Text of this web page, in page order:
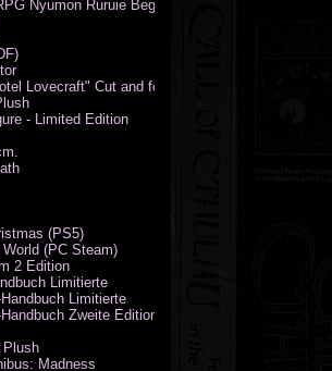
Nyumon Ruruie Beginners
Lovecraft" Cut and fold Game-Cards
- Limited Edition
(PS5)
(PC Steam)
2 Edition
Limitierte
Limitierte
Zweite Edition
Plush
Madness